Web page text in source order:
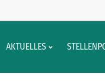
AKTUELLES